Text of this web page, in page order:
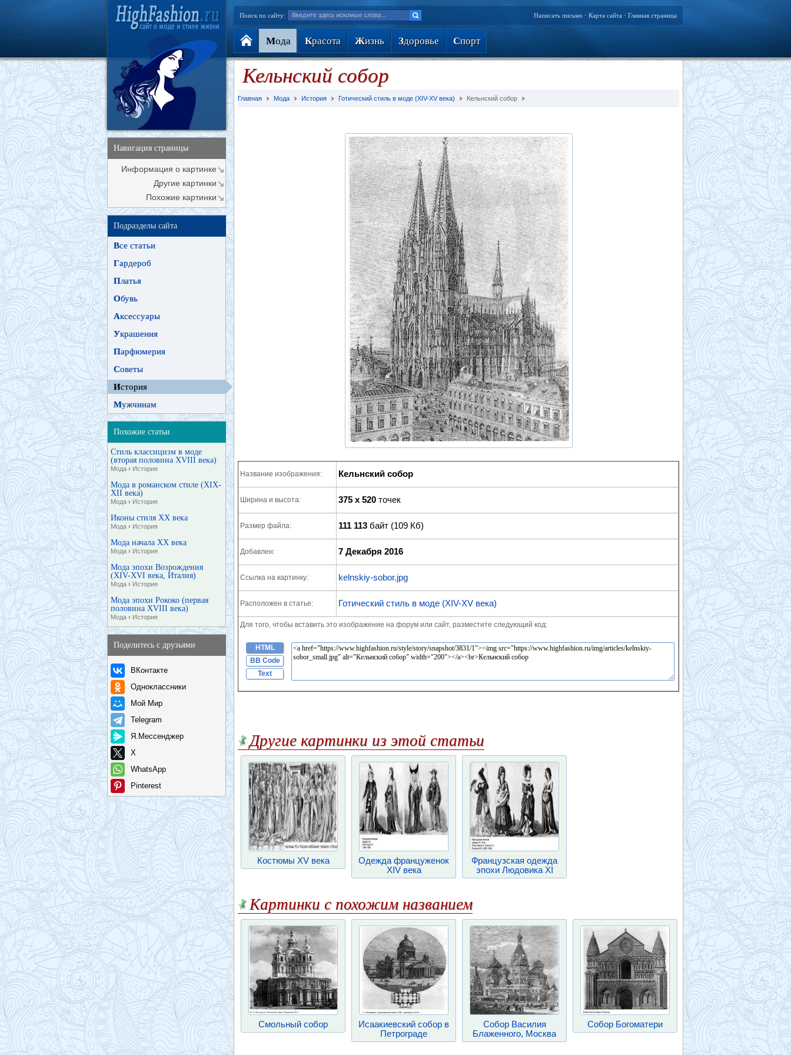
Поиск по сайту: Написать письмо • Карта сайта • Главная страница
Мода Красота Жизнь Здоровье Спорт
Навигация страницы
Информация о картинке
Другие картинки
Похожие картинки
Подразделы сайта
Все статьи
Гардероб
Платья
Обувь
Аксессуары
Украшения
Парфюмерия
Советы
История
Мужчинам
Похожие статьи
Стиль классицизм в моде
(вторая половина XVIII века)
Мода › История
Мода в романском стиле (XIX-
XII века)
Мода › История
Иконы стиля XX века
Мода › История
Мода начала XX века
Мода › История
Мода эпохи Возрождения
(XIV-XVI века, Италия)
Мода › История
Мода эпохи Рококо (первая
половина XVIII века)
Мода › История
Поделитесь с друзьями
ВКонтакте
Одноклассники
Мой Мир
Telegram
Я.Мессенджер
X
WhatsApp
Pinterest
Кельнский собор
Главная Мода История Готический стиль в моде (XIV-XV века) Кельнский собор
Название изображения: Кельнский собор
Ширина и высота: 375 x 520 точек
Размер файла: 111 113 байт (109 Кб)
Добавлен: 7 Декабря 2016
Ссылка на картинку: kelnskiy-sobor.jpg
Расположен в статье: Готический стиль в моде (XIV-XV века)
Для того, чтобы вставить это изображение на форум или сайт, разместите следующий код:
HTML
BB Code
Text
Другие картинки из этой статьи
Костюмы XV века
Одежда француженок
XIV века
Французская одежда
эпохи Людовика XI
Картинки с похожим названием
Смольный собор
Исаакиевский собор в
Петрограде
Собор Василия
Блаженного, Москва
Собор Богоматери